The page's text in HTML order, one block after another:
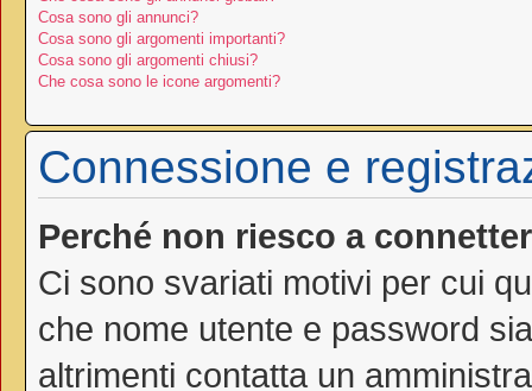
Cosa sono gli annunci?
Cosa sono gli argomenti importanti?
Cosa sono gli argomenti chiusi?
Che cosa sono le icone argomenti?
Connessione e
Perché non riesco a
Ci sono svariati motivi per cui
che nome utente e password
altrimenti contatta un